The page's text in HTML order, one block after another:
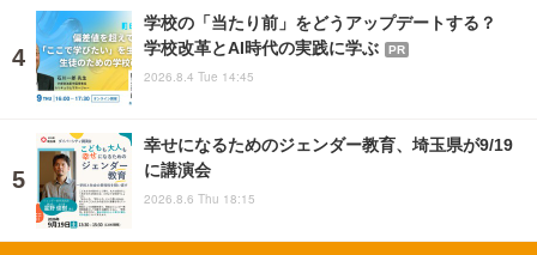
学校の「当たり前」をどうアップデートする？
学校改革とAI時代の実践に学ぶ
PR
2026.8.4 Tue 14:45
幸せになるためのジェンダー教育、埼玉県が9/19
に講演会
2026.8.6 Thu 18:15